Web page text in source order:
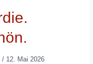
/ 12. Mai 2026